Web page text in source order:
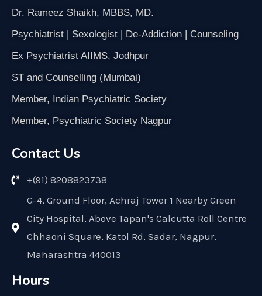
Dr. Rameez Shaikh, MBBS, MD.
Psychiatrist | Sexologist | De-Addiction | Counseling
Ex Psychiatrist AIIMS, Jodhpur
ST and Counselling (Mumbai)
Member, Indian Psychiatric Society
Member, Psychiatric Society Nagpur
Contact Us
+(91) 8208823738
G-4, Ground Floor, Achraj Tower 1 Nearby Green
City Hospital, Above Tapan's Calcutta Roll Centre
Chhaoni Square, Katol Rd, Sadar, Nagpur,
Maharashtra 440013
Hours